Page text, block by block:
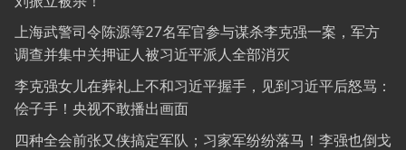
上海武警司令陈源等27名军官参与谋杀李克强一案，军方
调查并集中关押证人被习近平派人全部消灭
李克强女儿在葬礼上不和习近平握手，见到习近平后怒骂：
侩子手！央视不敢播出画面
四种全会前张又侠搞定军队；习家军纷纷落马！李强也倒戈